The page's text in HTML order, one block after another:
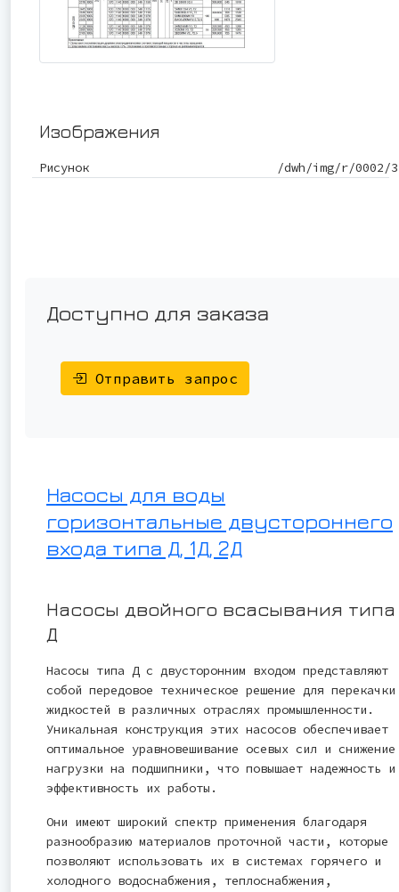
Изображения
Рисунок /dwh/img/r/0002/
Доступно для заказа
Отправить запрос
Насосы для воды
горизонтальные двустороннего
входа типа Д, 1Д, 2Д
Насосы двойного всасывания типа
Д
Насосы типа Д с двусторонним входом представляют
собой передовое техническое решение для перекачки
жидкостей в различных отраслях промышленности.
Уникальная конструкция этих насосов обеспечивает
оптимальное уравновешивание осевых сил и снижение
нагрузки на подшипники, что повышает надежность и
эффективность их работы.
Они имеют широкий спектр применения благодаря
разнообразию материалов проточной части, которые
позволяют использовать их в системах горячего и
холодного водоснабжения, теплоснабжения,